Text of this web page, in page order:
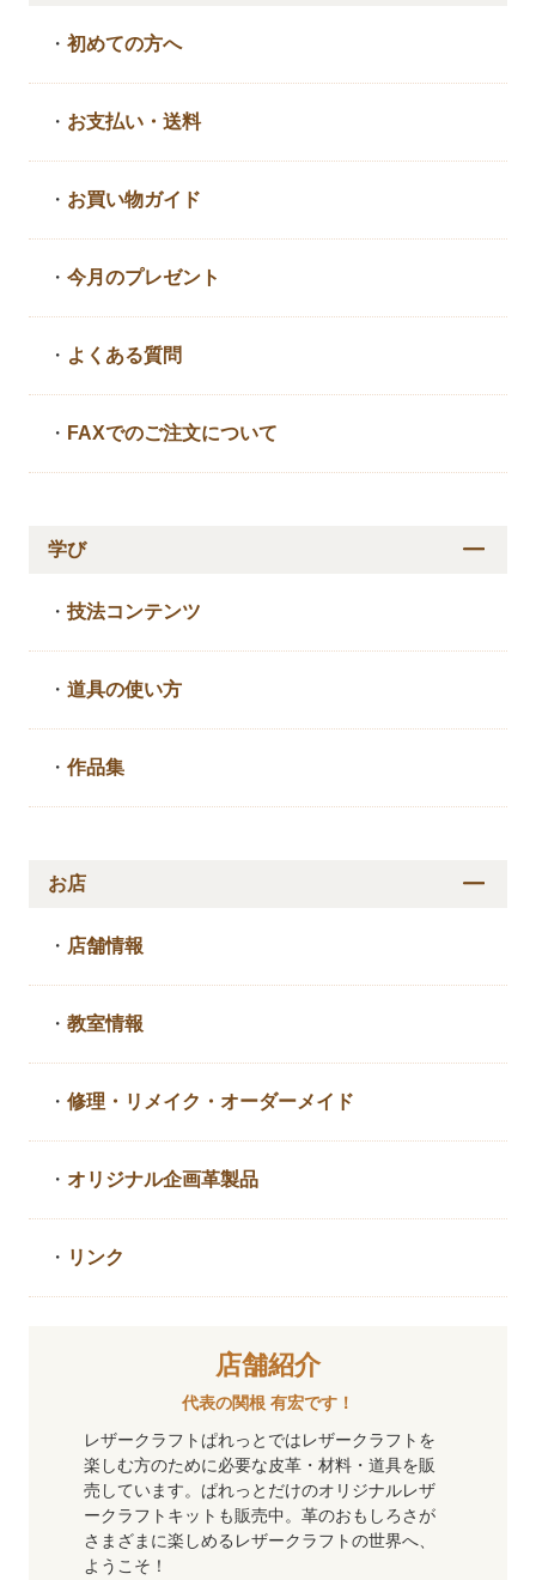
・初めての方へ
・ お支払い・送料
・ お買い物ガイド
・今月のプレゼント
・ よくある質問
・ FAXでのご注文について
学び
・技法コンテンツ
・道具の使い方
・作品集
お店
・ 店舗情報
・教室情報
・修理・リメイク・ オーダーメイド
・ オリジナル企画革製品
・ リンク
店舗紹介
代表の関根 有宏です！
レザークラフトぱれっとではレザークラフトを
楽しむ方のために必要な皮革・材料・道具を販
売しています。ぱれっとだけのオリジナルレザ
ークラフトキットも販売中。革のおもしろさが
さまざまに楽しめるレザークラフトの世界へ、
ようこそ！